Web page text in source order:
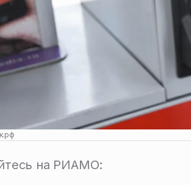
на РИАМО: